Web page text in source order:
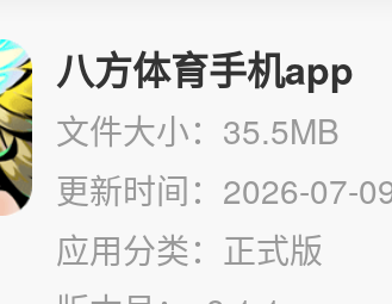
八方体育手机app
文件大小：35.5MB
更新时间：2026-07-
应用分类：正式版